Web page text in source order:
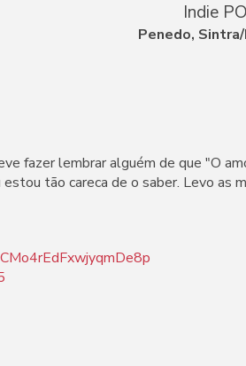
Indie
Penedo,
fazer lembrar alguém de que "O
tão careca de o saber. Levo as